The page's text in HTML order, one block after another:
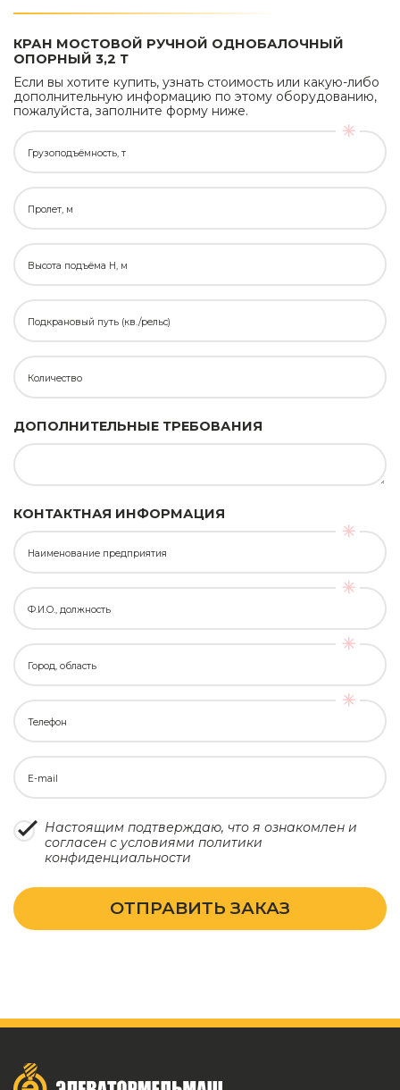
КРАН МОСТОВОЙ РУЧНОЙ ОДНОБАЛОЧНЫЙ
ОПОРНЫЙ 3,2 Т
Если вы хотите купить, узнать стоимость или какую-либо
дополнительную информацию по этому оборудованию,
пожалуйста, заполните форму ниже.
Грузоподъёмность, т
Пролет, м
Высота подъёма H, м
Подкрановый путь (кв./рельс)
Количество
ДОПОЛНИТЕЛЬНЫЕ ТРЕБОВАНИЯ
КОНТАКТНАЯ ИНФОРМАЦИЯ
Наименование предприятия
Ф.И.О., должность
Город, область
Телефон
E-mail
Настоящим подтверждаю, что я ознакомлен и
согласен с условиями политики
конфиденциальности
ОТПРАВИТЬ ЗАКАЗ